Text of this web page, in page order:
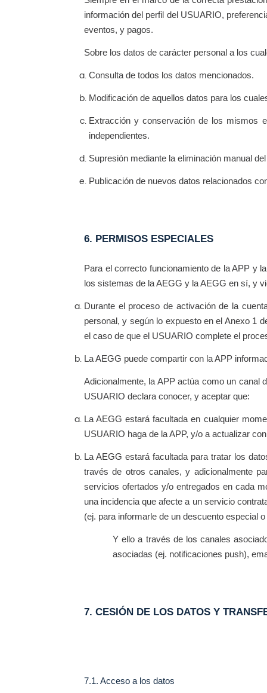
información del perfil del USUARIO,
eventos, y pagos.
Sobre los datos de carácter personal a los
Consulta de todos los datos mencionados.
Modificación de aquellos datos para los
Extracción y conservación de los mismos
independientes.
Supresión mediante la eliminación manual
Publicación de nuevos datos relacionados
6. PERMISOS ESPECIALES
Para el correcto funcionamiento de la APP y
los sistemas de la AEGG y la AEGG en sí, y
Durante el proceso de activación de la
personal, y según lo expuesto en el Anexo 1
el caso de que el USUARIO complete el
La AEGG puede compartir con la APP
Adicionalmente, la APP actúa como un canal
USUARIO declara conocer, y aceptar que:
La AEGG estará facultada en cualquier
USUARIO haga de la APP, y/o a actualizar
La AEGG estará facultada para tratar los
través de otros canales, y adicionalmente
servicios ofertados y/o entregados en cada
una incidencia que afecte a un servicio
(ej. para informarle de un descuento especial
Y ello a través de los canales
asociadas (ej. notificaciones push),
7. CESIÓN DE LOS DATOS Y
7.1. Acceso a los datos